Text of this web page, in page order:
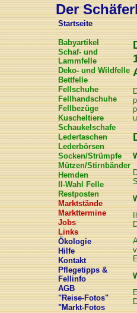
Der
Startseite
Babyartikel
Schaf- und
Lammfelle
Deko- und Wildfelle
Bettfelle
Fellschuhe
Fellhandschuhe
Fellbezüge
Kuscheltiere
Schaukelschafe
Ledertaschen
Lederbörsen
Socken/Strümpfe
Mützen/Stirnbänder
Hemden
II-Wahl Felle
Restposten
Marktstände
Markttermine
Jobs
Links
Ökologie
Hilfe
Kontakt
Pflegetipps &
Fellinfo
AGB
"Reise-Fotos"
"Markt-Fotos